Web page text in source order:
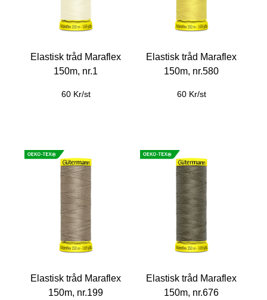
Elastisk tråd Maraflex
150m, nr.1
60 Kr/st
Elastisk tråd Maraflex
150m, nr.580
60 Kr/st
Elastisk tråd Maraflex
150m, nr.199
Elastisk tråd Maraflex
150m, nr.676